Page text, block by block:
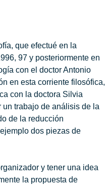
que efectué en la
97 y posteriormente en
con el doctor Antonio
en esta corriente filosófica,
con la doctora Silvia
un trabajo de análisis de la
de la reducción
dos piezas de
y tener una idea
la propuesta de